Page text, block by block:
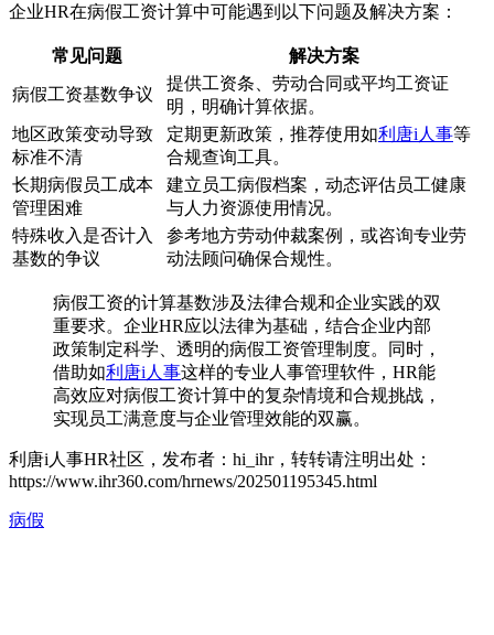
企业HR在病假工资计算中可能遇到以下问题及解决方案：
常见问题 解决方案
病假工资基数争议
提供工资条、劳动合同或平均工资证
明，明确计算依据。
地区政策变动导致
标准不清
定期更新政策，推荐使用如利唐i人事等
合规查询工具。
长期病假员工成本
管理困难
建立员工病假档案，动态评估员工健康
与人力资源使用情况。
特殊收入是否计入
基数的争议
参考地方劳动仲裁案例，或咨询专业劳
动法顾问确保合规性。
病假工资的计算基数涉及法律合规和企业实践的双
重要求。企业HR应以法律为基础，结合企业内部
政策制定科学、透明的病假工资管理制度。同时，
借助如利唐i人事这样的专业人事管理软件，HR能
高效应对病假工资计算中的复杂情境和合规挑战，
实现员工满意度与企业管理效能的双赢。
利唐i人事HR社区，发布者：hi_ihr，转转请注明出处：
https://www.ihr360.com/hrnews/202501195345.html
病假